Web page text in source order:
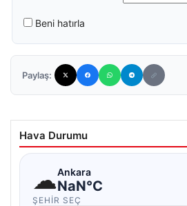
Beni hatırla
Paylaş:
Hava Durumu
☁Ankara
NaN°C
ŞEHIR SEÇ